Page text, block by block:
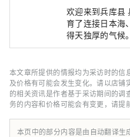
欢迎来到兵库县
育了连接日本海
得天独厚的气候。 被选为樱花名所百选之一的
世界遗产姬路城
牛”是但马牛的
而清酒米“兵库
石。 有马温泉是著名的温泉，城崎温泉曾出现
在许多文学作品
放松身心。 淡路岛鸣门漩涡的雷鸣声、夏季各
地举办的烟火大
本文章所提供的情报均为采访时的信
及价格有可能会发生变化。请以店
的相关资讯是作者基于采访期间的调
务的内容和价格可能会有变更，请提
本页中的部分内容是由自动翻译生